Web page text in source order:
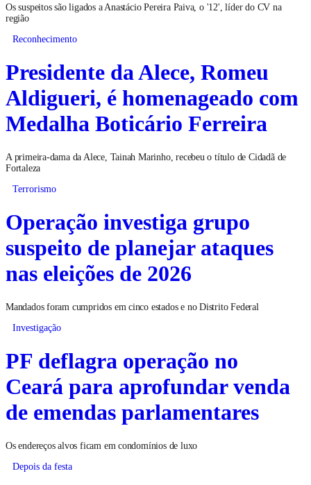
Os suspeitos são ligados a Anastácio Pereira Paiva, o '12', líder do CV na
região
Reconhecimento
Presidente da Alece, Romeu
Aldigueri, é homenageado com
Medalha Boticário Ferreira
A primeira-dama da Alece, Tainah Marinho, recebeu o título de Cidadã de
Fortaleza
Terrorismo
Operação investiga grupo
suspeito de planejar ataques
nas eleições de 2026
Mandados foram cumpridos em cinco estados e no Distrito Federal
Investigação
PF deflagra operação no
Ceará para aprofundar venda
de emendas parlamentares
Os endereços alvos ficam em condomínios de luxo
Depois da festa